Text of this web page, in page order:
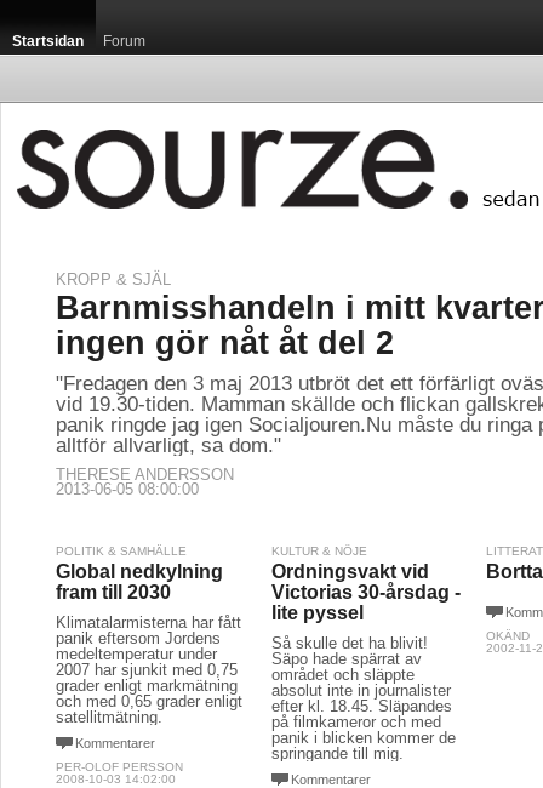
Startsidan Forum
KROPP & SJÄL
Barnmisshandeln i mitt
ingen gör nåt åt del 2
"Fredagen den 3 maj 2013 utbröt det ett förfärligt
vid 19.30-tiden. Mamman skällde och flickan
panik ringde jag igen Socialjouren.Nu måste du ringa
alltför allvarligt, sa dom."
THERESE ANDERSSON
2013-06-05 08:00:00
POLITIK & SAMHÄLLE
Global nedkylning
fram till 2030
Klimatalarmisterna har fått
panik eftersom Jordens
medeltemperatur under
2007 har sjunkit med 0,75
grader enligt markmätning
och med 0,65 grader enligt
satellitmätning.
Kommentarer
PER-OLOF PERSSON
2008-10-03 14:02:00
KULTUR & NÖJE
Ordningsvakt vid
Victorias 30-årsdag -
lite pyssel
Så skulle det ha blivit!
Säpo hade spärrat av
området och släppte
absolut inte in journalister
efter kl. 18.45. Släpandes
på filmkameror och med
panik i blicken kommer de
springande till mig.
Kommentarer
OKÄND
2002-11-